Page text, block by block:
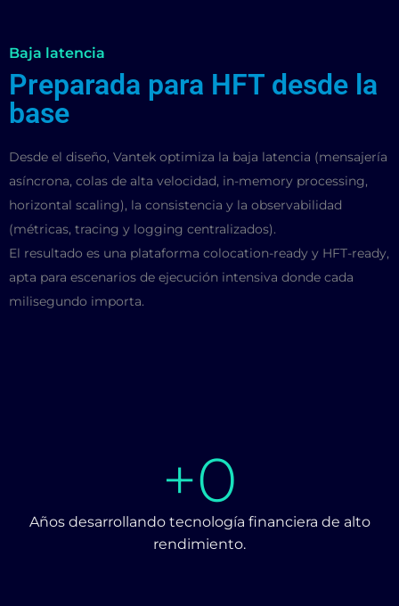
Baja latencia
Preparada para HFT desde la
base
Desde el diseño, Vantek optimiza la baja latencia (mensajería
asíncrona, colas de alta velocidad, in-memory processing,
horizontal scaling), la consistencia y la observabilidad
(métricas, tracing y logging centralizados).
El resultado es una plataforma colocation-ready y HFT-ready,
apta para escenarios de ejecución intensiva donde cada
milisegundo importa.
Años desarrollando tecnología financiera de alto
rendimiento.
+0